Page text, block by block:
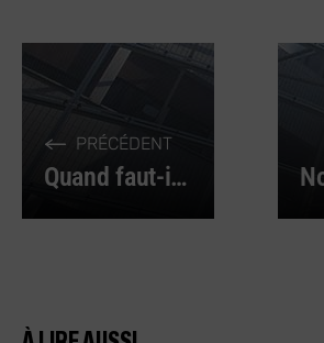
PRÉCÉDENT
Quand faut-il porter un masque de protection FFP ?